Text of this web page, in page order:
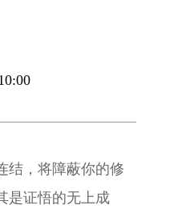
，将障蔽你的修
是证悟的无上成